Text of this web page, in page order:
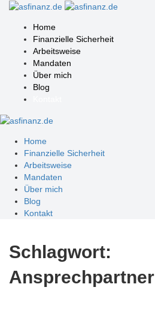
Home
Finanzielle Sicherheit
Arbeitsweise
Mandaten
Über mich
Blog
Home
Finanzielle Sicherheit
Arbeitsweise
Mandaten
Über mich
Blog
Kontakt
Schlagwort:
Ansprechpartner